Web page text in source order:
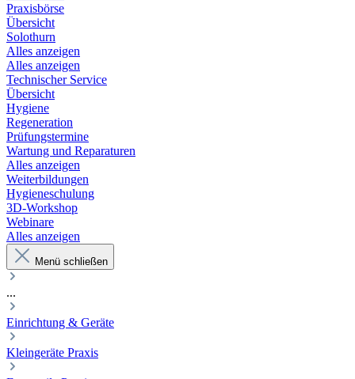
Praxisbörse
Übersicht
Solothurn
Alles anzeigen
Alles anzeigen
Technischer Service
Übersicht
Hygiene
Regeneration
Prüfungstermine
Wartung und Reparaturen
Alles anzeigen
Weiterbildungen
Hygieneschulung
3D-Workshop
Webinare
Alles anzeigen
Menü schließen
...
Einrichtung & Geräte
Kleingeräte Praxis